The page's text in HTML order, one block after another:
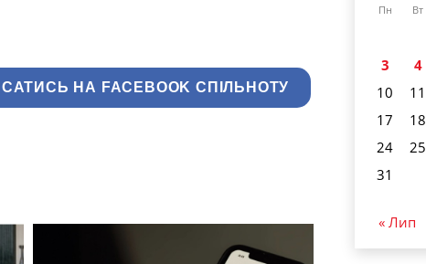
НА FACEBOOK СПІЛЬНОТУ
Пн Вт
3
4
10
11
17
18
24
25
31
« Лип